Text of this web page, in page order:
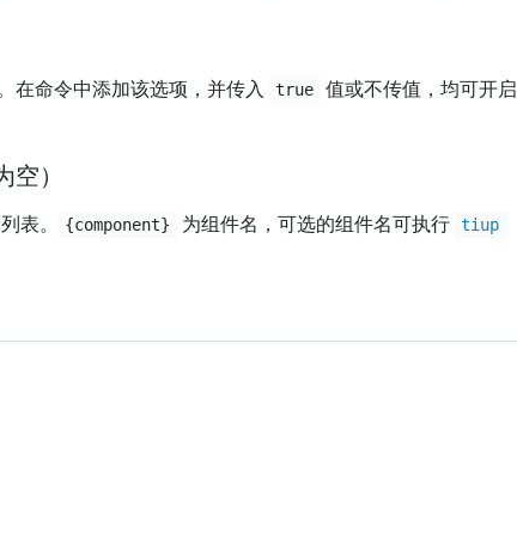
在命令中添加该选项，并传入 true
值或不传值，均可开启
）
表。 {component} 为组件名，可选的组件名可执行 tiup